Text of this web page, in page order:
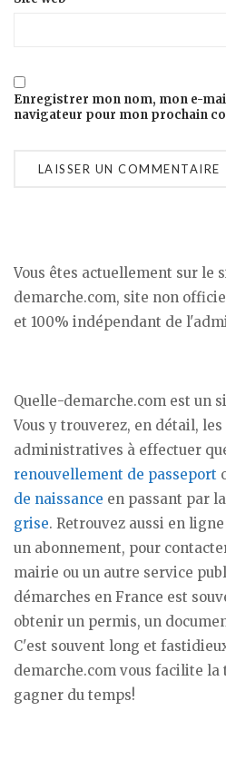
Enregistrer mon nom, mon e-
navigateur pour mon prochain
Vous êtes actuellement sur le
demarche.com, site non
et 100% indépendant de
Quelle-demarche.com est un
Vous y trouverez, en détail,
administratives à effectuer
renouvellement de passeport
de naissance en passant par
grise. Retrouvez aussi en
un abonnement, pour
mairie ou un autre service
démarches en France est
obtenir un permis, un
C'est souvent long et
demarche.com vous facilite la
gagner du temps!